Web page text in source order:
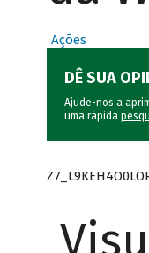
Ações
DÊ SUA
Ajude-nos a
uma rápida